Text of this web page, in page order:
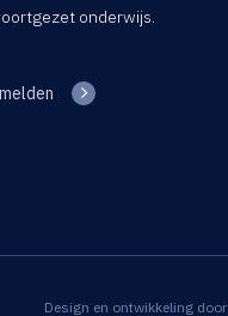
onderwijs.
Design en ontwikkeling door